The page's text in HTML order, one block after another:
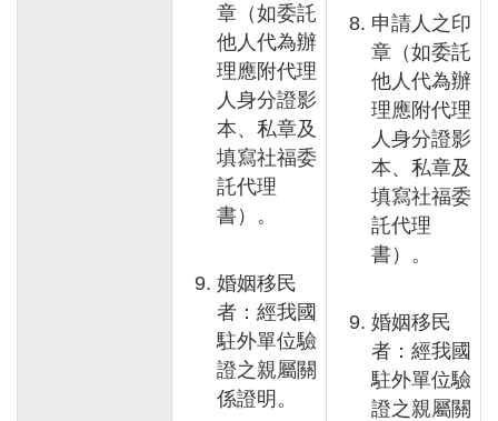
章（如委託
他人代為辦
理應附代理
人身分證影
本、私章及
填寫社福委
託代理
書） 。
婚姻移民
者：經我國
駐外單位驗
證之親屬關
係證明。
申請人之印
章（如委託
他人代為辦
理應附代理
人身分證影
本、私章及
填寫社福委
託代理
書） 。
婚姻移民
者：經我國
駐外單位驗
證之親屬關